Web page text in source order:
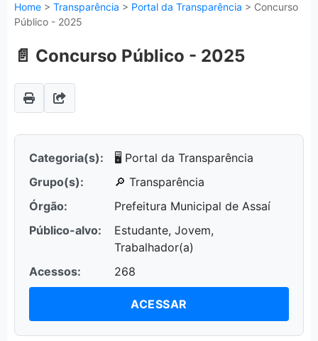
Home > Transparência > Portal da Transparência > Concurso
Público - 2025
📄 Concurso Público - 2025
Categoria(s):
🖥️ Portal da Transparência
Grupo(s):
🔎 Transparência
Órgão:
Prefeitura Municipal de Assaí
Público-alvo:
Estudante, Jovem,
Trabalhador(a)
Acessos:
268
ACESSAR